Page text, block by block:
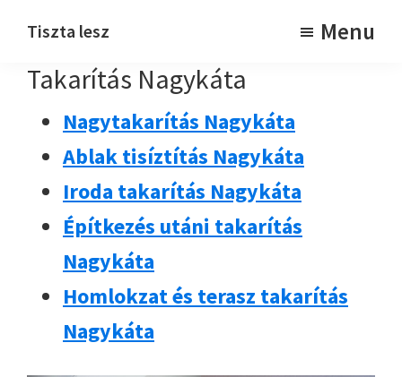
main
footer
Tiszta lesz Menu
Takarítás Nagykáta
Nagytakarítás Nagykáta
Ablak tisíztítás Nagykáta
Iroda takarítás Nagykáta
Építkezés utáni takarítás
Nagykáta
Homlokzat és terasz takarítás
Nagykáta